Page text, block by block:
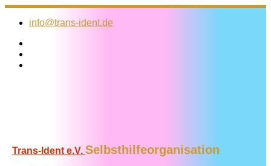
Zum
Inhalt
info@trans-ident.de
Trans-Ident e.V. Selbsthilfeorganisation